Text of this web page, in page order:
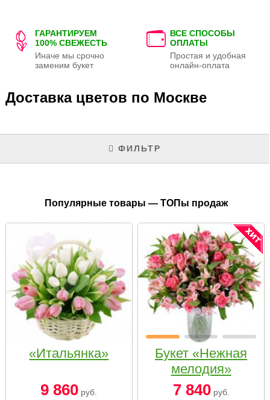
ГАРАНТИРУЕМ
100% СВЕЖЕСТЬ
Иначе мы срочно
заменим букет
ВСЕ СПОСОБЫ
ОПЛАТЫ
Простая и удобная
онлайн-оплата
Доставка цветов по Москве
ФИЛЬТР
Популярные товары — ТОПы продаж
«Итальянка»
9 860 руб.
Букет «Нежная
мелодия»
7 840руб.